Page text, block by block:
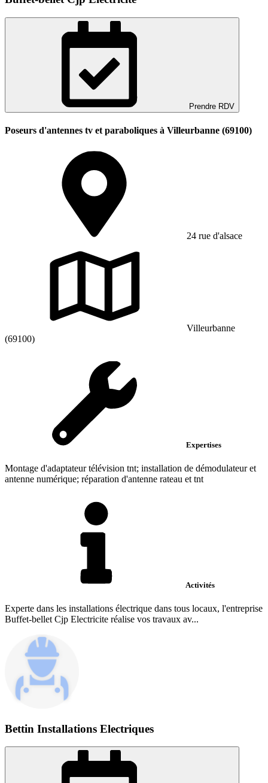
Prendre RDV
Poseurs d'antennes tv et paraboliques à Villeurbanne (69100)
24 rue d'alsace
Villeurbanne
(69100)
Expertises
Montage d'adaptateur télévision tnt; installation de démodulateur et
antenne numérique; réparation d'antenne rateau et tnt
Activités
Experte dans les installations électrique dans tous locaux, l'entreprise
Buffet-bellet Cjp Electricite réalise vos travaux av...
Bettin Installations Electriques